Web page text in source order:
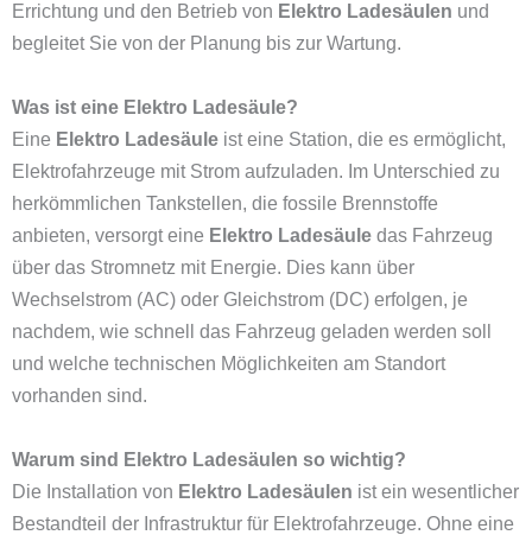
Errichtung und den Betrieb von Elektro Ladesäulen und
begleitet Sie von der Planung bis zur Wartung.
Was ist eine Elektro Ladesäule?
Eine Elektro Ladesäule ist eine Station, die es ermöglicht,
Elektrofahrzeuge mit Strom aufzuladen. Im Unterschied zu
herkömmlichen Tankstellen, die fossile Brennstoffe
anbieten, versorgt eine Elektro Ladesäule das Fahrzeug
über das Stromnetz mit Energie. Dies kann über
Wechselstrom (AC) oder Gleichstrom (DC) erfolgen, je
nachdem, wie schnell das Fahrzeug geladen werden soll
und welche technischen Möglichkeiten am Standort
vorhanden sind.
Warum sind Elektro Ladesäulen so wichtig?
Die Installation von Elektro Ladesäulen ist ein wesentlicher
Bestandteil der Infrastruktur für Elektrofahrzeuge. Ohne eine